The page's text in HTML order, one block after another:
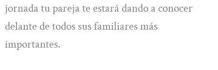
jornada tu pareja te estará dando a conocer
delante de todos sus familiares más
importantes.